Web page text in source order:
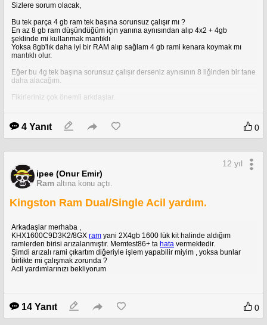
Sizlere sorum olacak,
Bu tek parça 4 gb ram tek başına sorunsuz çalışır mı ?
En az 8 gb ram düşündüğüm için yanına aynısından alıp 4x2 + 4gb
şeklinde mi kullanmak mantıklı
Yoksa 8gb'lık daha iyi bir RAM alıp sağlam 4 gb rami kenara koymak mı
mantıklı olur.
Eğer bu 4g tek başına sorunsuz çalışır derseniz aynısının 8 liğinden bir tane
daha alacağım.
Fikirleriniz çok önemli arkdaşlar.
(Dün bu kadar net soramamıştım cevaplayan arkdaşlara teşekkürler)
4 Yanıt 0
ipee (Onur Emir)
Ram altına konu açtı.
12 yıl
Kingston Ram Dual/Single Acil yardım.
Arkadaşlar merhaba ,
KHX1600C9D3K2/8GX ram yani 2X4gb 1600 lük kit halinde aldığım
ramlerden birisi arızalanmıştır. Memtest86+ ta hata vermektedir.
Şimdi arızalı rami çıkartım diğeriyle işlem yapabilir miyim , yoksa bunlar
birlikte mi çalışmak zorunda ?
Acil yardımlarınızı bekliyorum
14 Yanıt 0